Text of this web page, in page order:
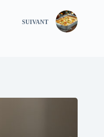
SUIVANT